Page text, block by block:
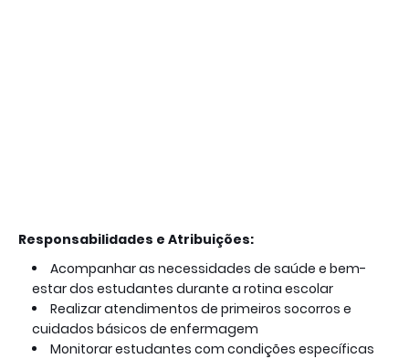
Responsabilidades e Atribuições:
Acompanhar as necessidades de saúde e bem-
estar dos estudantes durante a rotina escolar
Realizar atendimentos de primeiros socorros e
cuidados básicos de enfermagem
Monitorar estudantes com condições específicas